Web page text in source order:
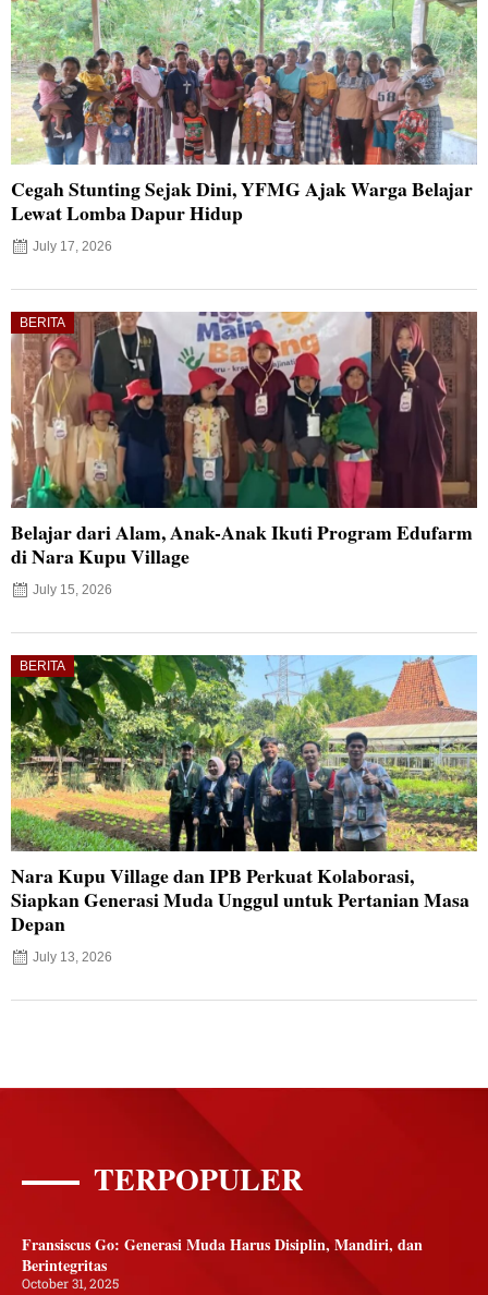
Cegah Stunting Sejak Dini, YFMG Ajak Warga Belajar
Lewat Lomba Dapur Hidup
July 17, 2026
BERITA
Belajar dari Alam, Anak-Anak Ikuti Program Edufarm
di Nara Kupu Village
July 15, 2026
BERITA
Nara Kupu Village dan IPB Perkuat Kolaborasi,
Siapkan Generasi Muda Unggul untuk Pertanian Masa
Depan
July 13, 2026
TERPOPULER
Fransiscus Go: Generasi Muda Harus Disiplin, Mandiri, dan
Berintegritas
October 31, 2025